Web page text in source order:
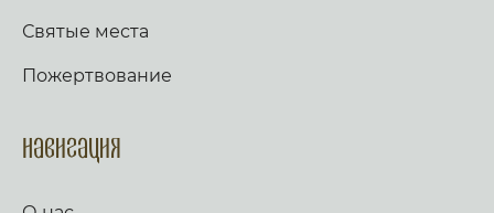
Святые места
Пожертвование
Навигация